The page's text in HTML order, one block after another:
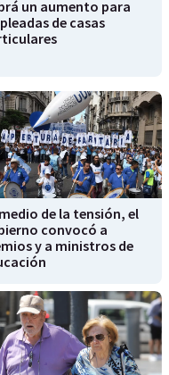
un aumento para
de casas
de la tensión, el
convocó a
y a ministros de